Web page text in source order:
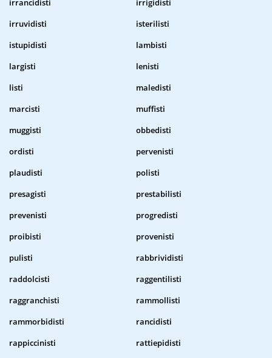
irrancidisti
irrigidisti
irruvidisti
isterilisti
istupidisti
lambisti
largisti
lenisti
listi
maledisti
marcisti
muffisti
muggisti
obbedisti
ordisti
pervenisti
plaudisti
polisti
presagisti
prestabilisti
prevenisti
progredisti
proibisti
provenisti
pulisti
rabbrividisti
raddolcisti
raggentilisti
raggranchisti
rammollisti
rammorbidisti
rancidisti
rappiccinisti
rattiepidisti